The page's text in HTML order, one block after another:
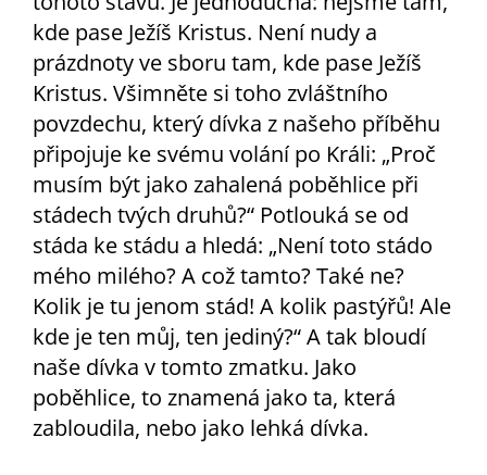
kde pase Ježíš Kristus. Není nudy a
prázdnoty ve sboru tam, kde pase Ježíš
Kristus. Všimněte si toho zvláštního
povzdechu, který dívka z našeho příběhu
připojuje ke svému volání po Králi: „Proč
musím být jako zahalená poběhlice při
stádech tvých druhů?“ Potlouká se od
stáda ke stádu a hledá: „Není toto stádo
mého milého? A což tamto? Také ne?
Kolik je tu jenom stád! A kolik pastýřů! Ale
kde je ten můj, ten jediný?“ A tak bloudí
naše dívka v tomto zmatku. Jako
poběhlice, to znamená jako ta, která
zabloudila, nebo jako lehká dívka.